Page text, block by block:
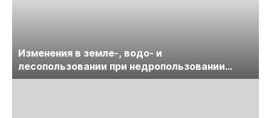
Изменения в земле-, водо- и
лесопользовании при недропользовании
обсудят на семинаре «ПравоТЭК»